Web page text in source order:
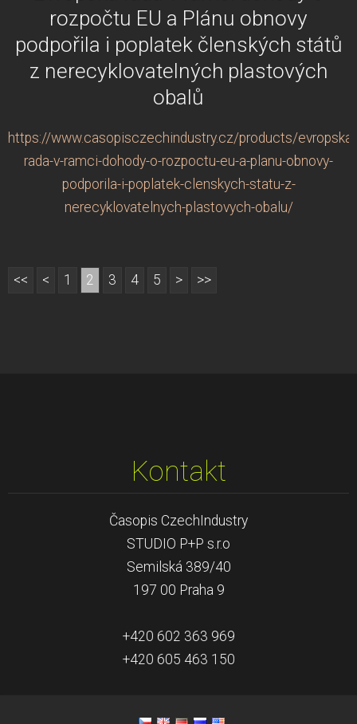
rozpočtu EU a Plánu obnovy
podpořila i poplatek členských států
z nerecyklovatelných plastových
obalů
https://www.casopisczechindustry.cz/products/evropska-
rada-v-ramci-dohody-o-rozpoctu-eu-a-planu-obnovy-
podporila-i-poplatek-clenskych-statu-z-
nerecyklovatelnych-plastovych-obalu/
<< < 1 2 3 4 5 > >>
Kontakt
Časopis CzechIndustry
STUDIO P+P s.r.o
Semilská 389/40
197 00 Praha 9
+420 602 363 969
+420 605 463 150